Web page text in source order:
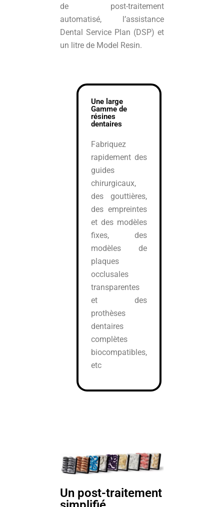
de post-traitement
automatisé, l’assistance
Dental Service Plan (DSP) et
un litre de Model Resin.
Une large
Gamme de
résines
dentaires
Fabriquez
rapidement des
guides
chirurgicaux,
des gouttières,
des empreintes
et des modèles
fixes, des
modèles de
plaques
occlusales
transparentes
et des
prothèses
dentaires
complètes
biocompatibles,
etc
Un post-traitement